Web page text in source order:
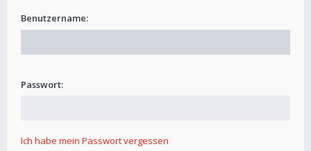
Benutzername:
Passwort:
Ich habe mein Passwort vergessen